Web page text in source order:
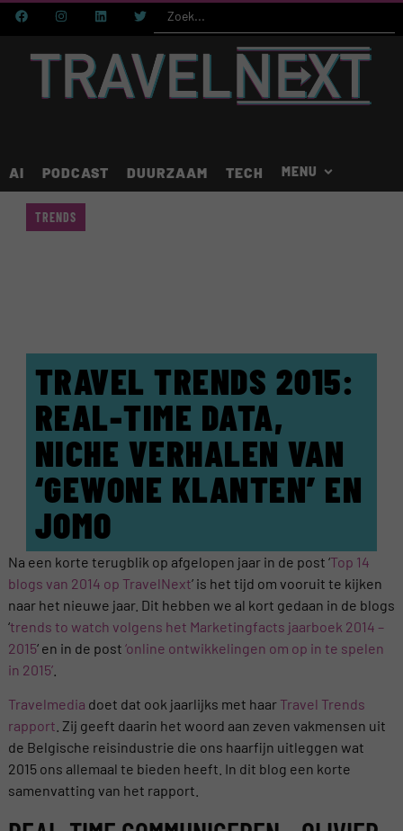
AI PODCAST DUURZAAM TECH
TRAVEL TRENDS 2015:
REAL-TIME DATA,
NICHE VERHALEN VAN
‘GEWONE KLANTEN’ EN
JOMO
TRENDS
Na een korte terugblik op afgelopen jaar in de post ‘Top 14
blogs van 2014 op TravelNext’ is het tijd om vooruit te kijken
naar het nieuwe jaar. Dit hebben we al kort gedaan in de blogs
‘trends to watch volgens het Marketingfacts jaarboek 2014 –
2015‘ en in de post ‘online ontwikkelingen om op in te spelen
in 2015’.
Travelmedia doet dat ook jaarlijks met haar Travel Trends
rapport . Zij geeft daarin het woord aan zeven vakmensen uit
de Belgische reisindustrie die ons haarfijn uitleggen wat
2015 ons allemaal te bieden heeft. In dit blog een korte
samenvatting van het rapport.